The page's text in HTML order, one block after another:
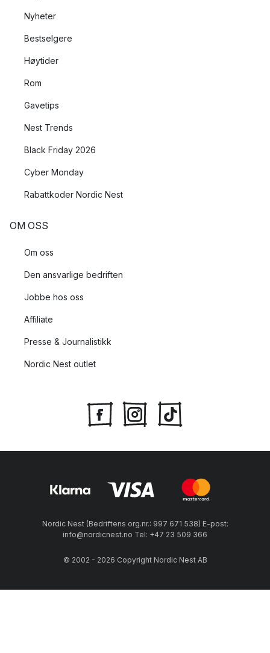
Nyheter
Bestselgere
Høytider
Rom
Gavetips
Nest Trends
Black Friday 2026
Cyber Monday
Rabattkoder Nordic Nest
OM OSS
Om oss
Den ansvarlige bedriften
Jobbe hos oss
Affiliate
Presse & Journalistikk
Nordic Nest outlet
Nordic Nest (Bedriftens org.nr.: 997 671 538) E-post:
info@nordicnest.no Tel: +47 23 509 366
© 2002 - 2026 Copyright Nordic Nest AB